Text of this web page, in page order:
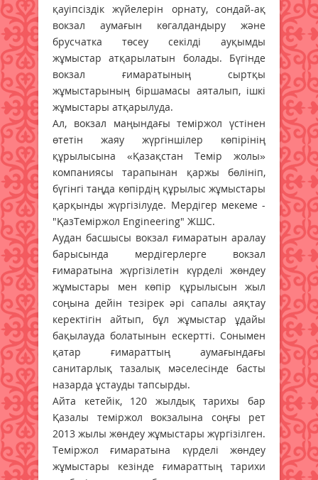
қауіпсіздік жүйелерін орнату, сондай-ақ
вокзал аумағын көгалдандыру және
брусчатка төсеу секілді ауқымды
жұмыстар атқарылатын болады. Бүгінде
вокзал ғимаратының сыртқы
жұмыстарының біршамасы аяталып, ішкі
жұмыстары атқарылуда.
Ал, вокзал маңындағы теміржол үстінен
өтетін жаяу жүргіншілер көпірінің
құрылысына «Қазақстан Темір жолы»
компаниясы тарапынан қаржы бөлініп,
бүгінгі таңда көпірдің құрылыс жұмыстары
қарқынды жүргізілуде. Мердігер мекеме -
"ҚазТеміржол Engineering" ЖШС.
Аудан басшысы вокзал ғимаратын аралау
барысында мердігерлерге вокзал
ғимаратына жүргізілетін күрделі жөндеу
жұмыстары мен көпір құрылысын жыл
соңына дейін тезірек әрі сапалы аяқтау
керектігін айтып, бұл жұмыстар ұдайы
бақылауда болатынын ескертті. Сонымен
қатар ғимараттың аумағындағы
санитарлық тазалық мәселесінде басты
назарда ұстауды тапсырды.
Айта кетейік, 120 жылдық тарихы бар
Қазалы теміржол вокзалына соңғы рет
2013 жылы жөндеу жұмыстары жүргізілген.
Теміржол ғимаратына күрделі жөндеу
жұмыстары кезінде ғимараттың тарихи